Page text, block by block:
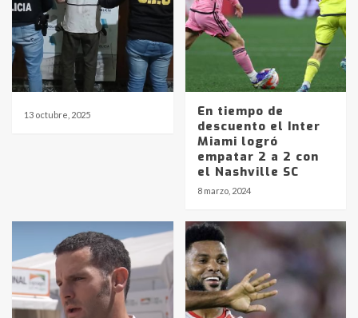
13 octubre, 2025
En tiempo de
descuento el Inter
Miami logró
empatar 2 a 2 con
el Nashville SC
8 marzo, 2024